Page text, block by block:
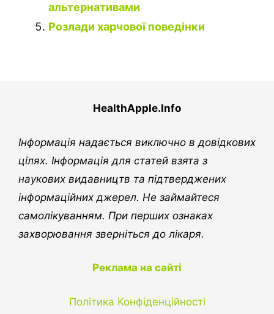
альтернативами
Розлади харчової поведінки
HealthApple.Info
Інформація надається виключно в довідкових
цілях. Інформація для статей взята з
наукових видавництв та підтверджених
інформаційних джерел. Не займайтеся
самолікуванням. При перших ознаках
захворювання зверніться до лікаря.
Реклама на сайті
Політика Конфіденційності